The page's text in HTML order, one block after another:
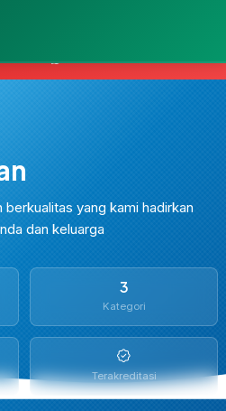
berkualitas yang kami hadirkan
dan keluarga
3
Kategori
Terakreditasi